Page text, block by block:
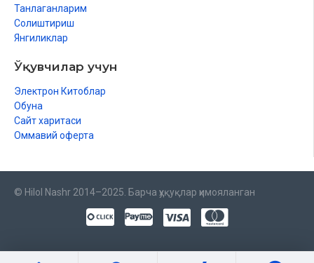
Танлаганларим
Солиштириш
Янгиликлар
Ўқувчилар учун
Электрон Китоблар
Обуна
Сайт харитаси
Оммавий оферта
© Hilol Nashr 2014–2025. Барча ҳуқуқлар ҳимояланган